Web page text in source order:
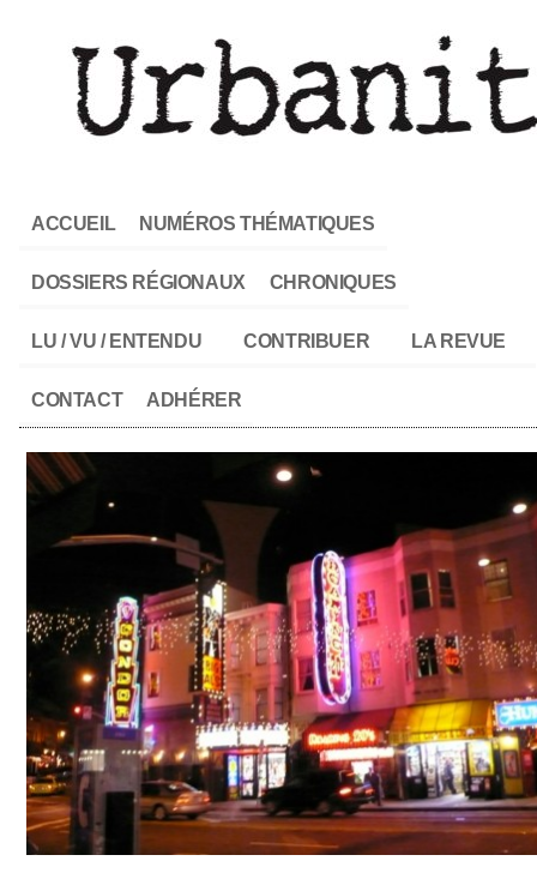
ACCUEIL NUMÉROS THÉMATIQUES
DOSSIERS RÉGIONAUX CHRONIQUES
LU / VU / ENTENDU CONTRIBUER LA REVUE
CONTACT ADHÉRER